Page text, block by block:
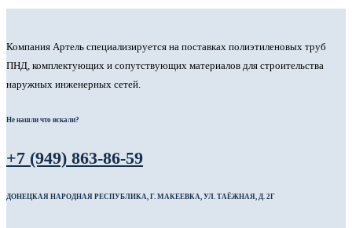
Компания Артель специализируется на поставках полиэтиленовых труб
ПНД, комплектующих и сопутствующих материалов для строительства
наружных инженерных сетей.
Не нашли что искали?
+7 (949) 863-86-59
ДОНЕЦКАЯ НАРОДНАЯ РЕСПУБЛИКА, Г. МАКЕЕВКА, УЛ. ТАЁЖНАЯ, Д. 2Г